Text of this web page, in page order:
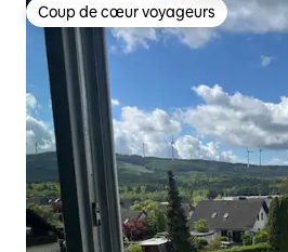
Coup de cœur voyageurs
Coup de cœur voyageurs